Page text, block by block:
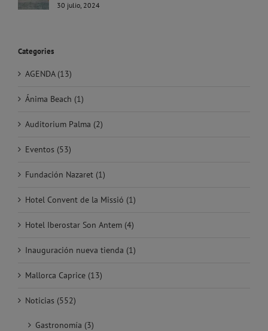
30 julio, 2024
Categories
AGENDA (13)
Ánima Beach (1)
Auditorium Palma (2)
Eventos (53)
Fundación Nazaret (1)
Hotel Convent de la Missió (1)
Hotel Iberostar Son Antem (4)
Inauguración nueva tienda (1)
Mallorca Caprice (13)
Noticias (552)
Gastronomía (3)